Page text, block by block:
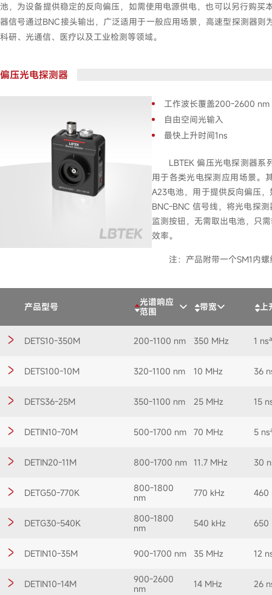
池，为设备提供稳定的反向偏压，如需使用电源供电，也可以另行购
器信号通过BNC接头输出，广泛适用于一般应用场景，高速型探测器
科研、光通信、医疗以及工业检测等领域。
偏压光电探测器
工作波长覆盖200-2600 nm
自由空间光输入
最快上升时间1ns
LBTEK 偏压光电探测器系
用于各类光电探测应用场景。
A23电池，用于提供反向偏压
BNC-BNC 信号线，将光电探
监测按钮，无需取出电池，只
效率。
注：产品附带一个SM1内
产品型号
光谱响应
范围
带宽 上
DETS10-350M 200-1100 nm 350 MHz 1 nsa
DETS100-10M 320-1100 nm 10 MHz 36
DETS36-25M 350-1100 nm 25 MHz 15
DETIN10-70M 500-1700 nm 70 MHz 5 ns
DETIN20-11M 800-1700 nm 11.7 MHz 30
DETG50-770K
800-1800
nm
770 kHz 460
DETG30-540K
800-1800
nm
540 kHz 650
DETIN10-35M 900-1700 nm 35 MHz 12
DETIN10-14M
900-2600
nm
14 MHz 26